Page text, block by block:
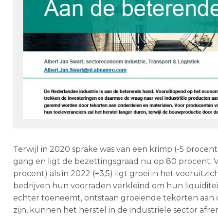
Terwijl in 2020 sprake was van een krimp (-5
gang en ligt de bezettingsgraad nu op 80 procent.
procent) als in 2022 (+3,5) ligt groei in het
bedrijven hun voorraden verkleind om hun
echter toeneemt, ontstaan groeiende tekorten
zijn, kunnen het herstel in de industriële sector